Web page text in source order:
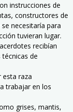
instrucciones de
constructores de
necesitaría para
tuvieran lugar.
recibían
de
esta raza
trabajar en los
grises, mantis,